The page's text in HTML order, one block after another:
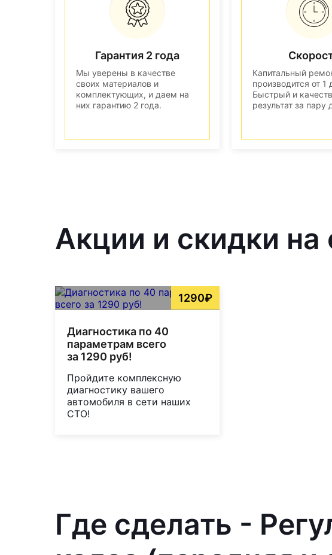
Гарантия 2 года
Мы уверены в качестве
своих материалов и
комплектующих, и даем на
них гарантию 2 года.
Капитальный
производится от 1
Быстрый и
результат за пару
Акции и скидки
1290₽
Диагностика по 40
параметрам всего
за 1290 руб!
Пройдите комплексную
диагностику вашего
автомобиля в сети наших
СТО!
Где сделать -